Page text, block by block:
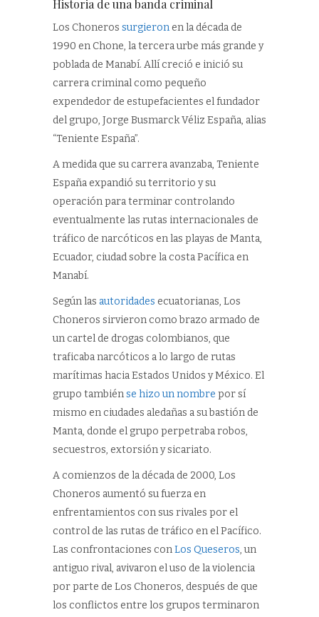
Historia de una banda criminal
Los Choneros surgieronen la década de
1990 en Chone, la tercera urbe más grande y
poblada de Manabí. Allí creció e inició su
carrera criminal como pequeño
expendedor de estupefacientes el fundador
del grupo, Jorge Busmarck Véliz España, alias
“Teniente España”.
A medida que su carrera avanzaba, Teniente
España expandió su territorio y su
operación para terminar controlando
eventualmente las rutas internacionales de
tráfico de narcóticos en las playas de Manta,
Ecuador, ciudad sobre la costa Pacífica en
Manabí.
Según las autoridades ecuatorianas, Los
Choneros sirvieron como brazo armado de
un cartel de drogas colombianos, que
traficaba narcóticos a lo largo de rutas
marítimas hacia Estados Unidos y México. El
grupo tambiénse hizo un nombre por sí
mismo en ciudades aledañas a su bastión de
Manta, donde el grupo perpetraba robos,
secuestros, extorsión y sicariato.
A comienzos de la década de 2000, Los
Choneros aumentó su fuerza en
enfrentamientos con sus rivales por el
control de las rutas de tráfico en el Pacífico.
Las confrontaciones conLos Queseros, un
antiguo rival, avivaron el uso de la violencia
por parte de Los Choneros, después de que
los conflictos entre los grupos terminaron